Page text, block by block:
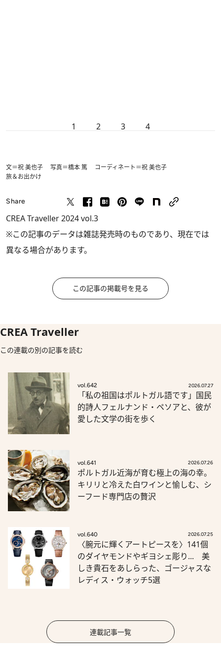
1 2 3 4
文＝祝 美也子 写真＝橋本 篤 コーディネート＝祝 美也子
旅＆お出かけ
Share
CREA Traveller 2024 vol.3
※この記事のデータは雑誌発売時のものであり、現在では
異なる場合があります。
この記事の掲載号を見る
CREA Traveller
この連載の別の記事を読む
vol.642 2026.07.27
「私の祖国はポルトガル語です」国民
的詩人フェルナンド・ペソアと、彼が
愛した文学の街を歩く
vol.641 2026.07.26
ポルトガル近海が育む極上の海の幸。
キリリと冷えた白ワインと愉しむ、シ
ーフード専門店の贅沢
vol.640 2026.07.25
〈腕元に輝くアートピースを〉141個
のダイヤモンドやギヨシェ彫り... 美
しき貴石をあしらった、ゴージャスな
レディス・ウォッチ5選
連載記事一覧